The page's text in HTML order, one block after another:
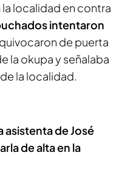
localidad en contra
intentaron
de puerta
la okupa y señalaba
la localidad.
asistenta de José
de alta en la